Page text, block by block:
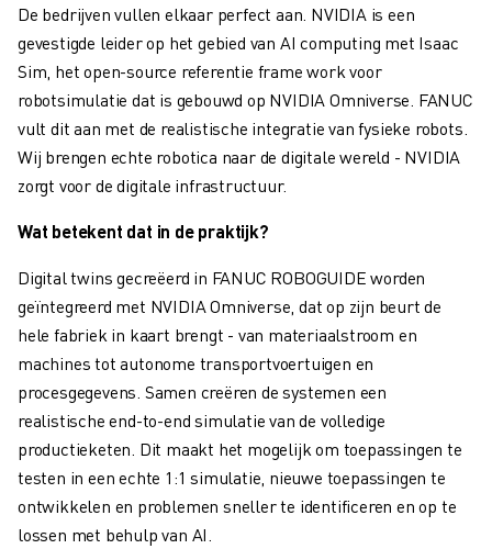
ROBODRILL SOFTWARE
ROBODRILL PREVENTIEF ONDERHOUD
ROBODRILL DUURZAAMHEID
ROBODRILL ROBOT PAKKET
ROBODRILL ONDERWIJS PAKKET
ELEKTRISCHE SPUITGIETMACHINES
ROBOSHOT FILTER
ROBOSHOT HARDWARE
ROBOSHOT SOFTWARE
ROBOSHOT DUURZAAMHEID
ROBOSHOT ROBOT PAKKET
ROBOSHOT PREVENTIEF ONDERHOUD
ROBOSHOT TOTAL COST OF OWNERSHIP
DRAADVONKMACHINES
ROBOCUT DRAADVONKMACHINES
ROBOCUT HARDWARE
ROBOCUT SOFTWARE
ROBOCUT PREVENTIEF ONDERHOUD
De bedrijven vullen elkaar perfect aan. NVIDIA is een
gevestigde leider op het gebied van AI computing met Isaac
Sim, het open-source referentie frame work voor
robotsimulatie dat is gebouwd op NVIDIA Omniverse. FANUC
vult dit aan met de realistische integratie van fysieke robots.
Wij brengen echte robotica naar de digitale wereld - NVIDIA
zorgt voor de digitale infrastructuur.
Wat betekent dat in de praktijk?
Digital twins gecreëerd in FANUC ROBOGUIDE worden
geïntegreerd met NVIDIA Omniverse, dat op zijn beurt de
hele fabriek in kaart brengt - van materiaalstroom en
machines tot autonome transportvoertuigen en
procesgegevens. Samen creëren de systemen een
realistische end-to-end simulatie van de volledige
productieketen. Dit maakt het mogelijk om toepassingen te
testen in een echte 1:1 simulatie, nieuwe toepassingen te
ontwikkelen en problemen sneller te identificeren en op te
lossen met behulp van AI.